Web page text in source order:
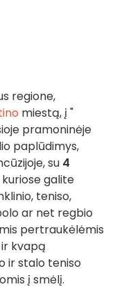
regione,
miestą, į "
pramoninėje
paplūdimys,
su 4
kuriose galite
teniso,
ar net regbio
pertraukėlėmis
ir kvapą
ir stalo teniso
į smėlį.